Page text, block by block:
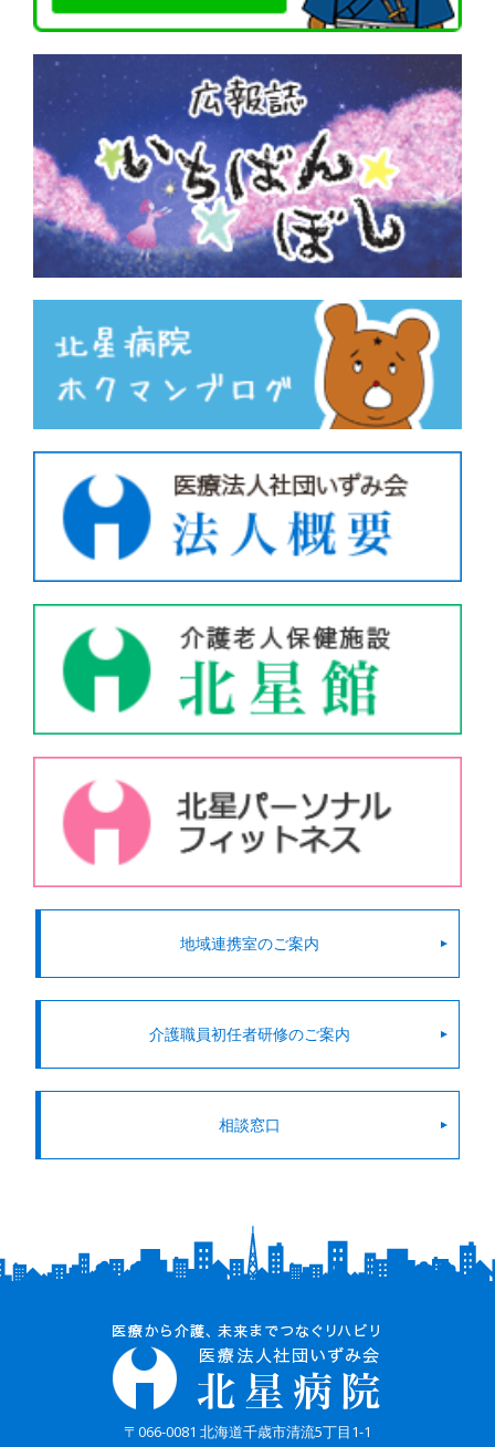
地域連携室のご案内
介護職員初任者研修のご案内
相談窓口
〒066-0081 北海道千歳市清流5丁目1-1